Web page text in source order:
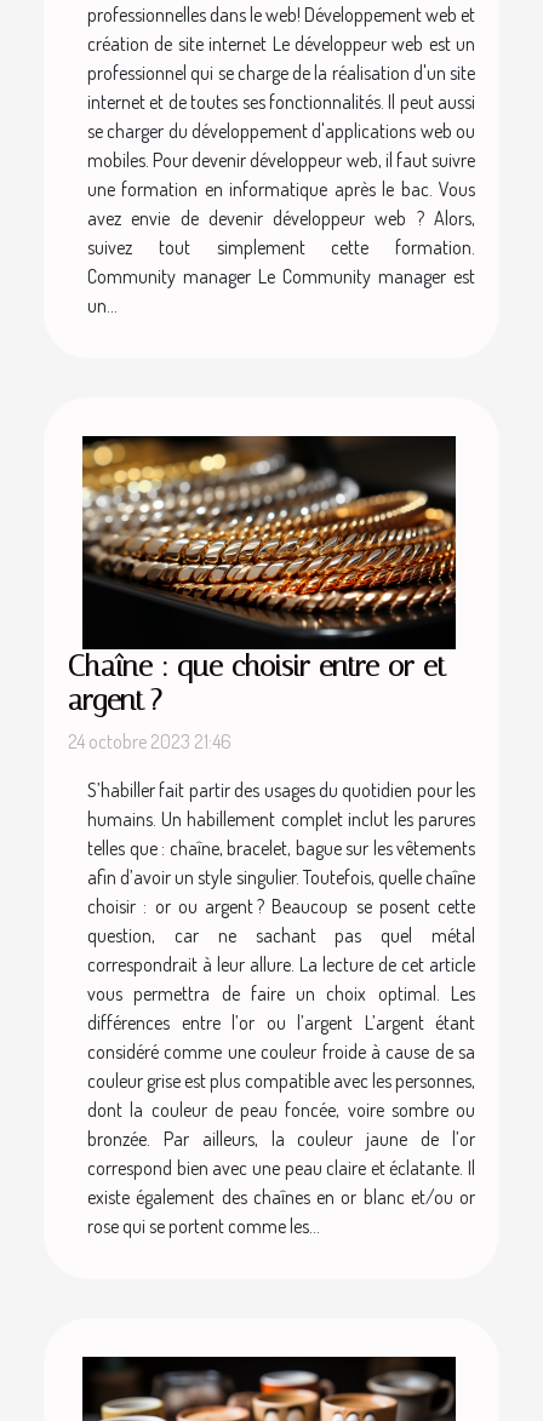
professionnelles dans le web! Développement web et
création de site internet Le développeur web est un
professionnel qui se charge de la réalisation d'un site
internet et de toutes ses fonctionnalités. Il peut aussi
se charger du développement d'applications web ou
mobiles. Pour devenir développeur web, il faut suivre
une formation en informatique après le bac. Vous
avez envie de devenir développeur web ? Alors,
suivez tout simplement cette formation.
Community manager Le Community manager est
un...
Chaîne : que choisir entre or et
argent ?
24 octobre 2023 21:46
S’habiller fait partir des usages du quotidien pour les
humains. Un habillement complet inclut les parures
telles que : chaîne, bracelet, bague sur les vêtements
afin d’avoir un style singulier. Toutefois, quelle chaîne
choisir : or ou argent ? Beaucoup se posent cette
question, car ne sachant pas quel métal
correspondrait à leur allure. La lecture de cet article
vous permettra de faire un choix optimal. Les
différences entre l’or ou l’argent L’argent étant
considéré comme une couleur froide à cause de sa
couleur grise est plus compatible avec les personnes,
dont la couleur de peau foncée, voire sombre ou
bronzée. Par ailleurs, la couleur jaune de l’or
correspond bien avec une peau claire et éclatante. Il
existe également des chaînes en or blanc et/ou or
rose qui se portent comme les...